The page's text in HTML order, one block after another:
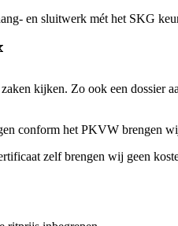
en sluitwerk mét het SKG
kijken. Zo ook een dossier
conform het PKVW brengen
zelf brengen wij geen